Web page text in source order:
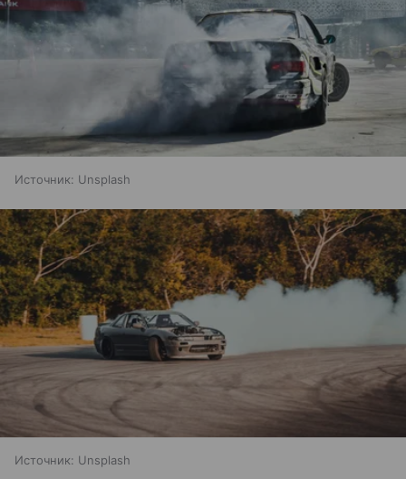
Источник: Unsplash
Источник: Unsplash